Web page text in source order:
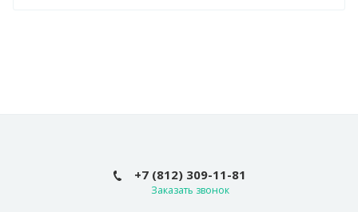
+7 (812) 309-11-81
Заказать звонок